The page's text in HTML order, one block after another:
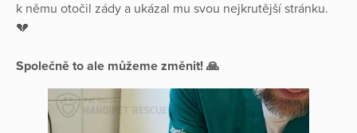
k němu otočil zády a ukázal mu svou nejkrutější stránku.
💔
Společně to ale můžeme změnit! 🙏